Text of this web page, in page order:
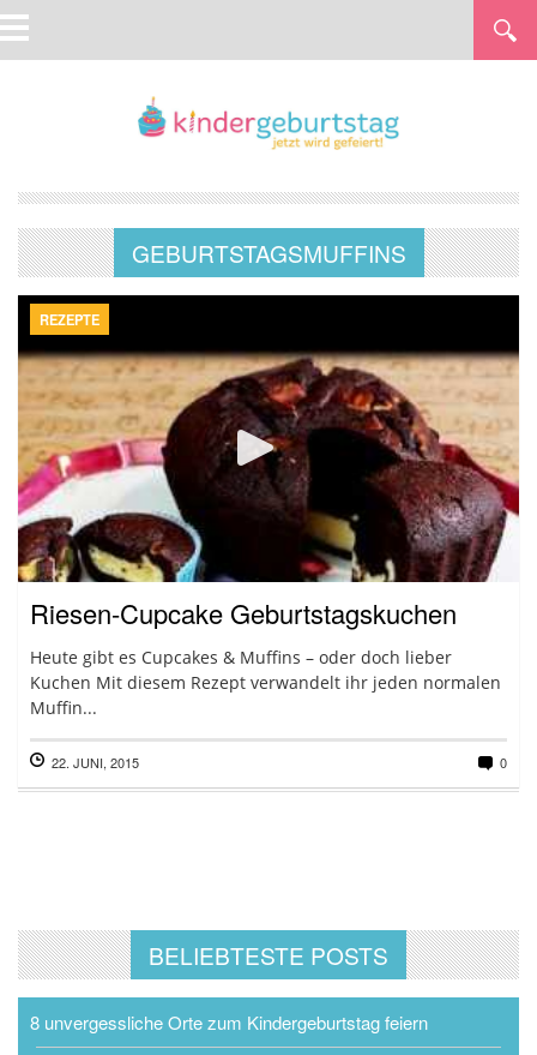
GEBURTSTAGSMUFFINS
REZEPTE
Riesen-Cupcake Geburtstagskuchen
Heute gibt es Cupcakes & Muffins – oder doch lieber
Kuchen Mit diesem Rezept verwandelt ihr jeden normalen
Muffin...
22. JUNI, 2015 0
BELIEBTESTE POSTS
8 unvergessliche Orte zum Kindergeburtstag feiern